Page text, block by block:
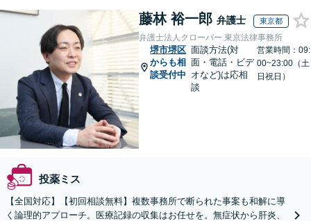
藤林 裕一郎 弁護士 東京都
弁護士法人クローバー 東京法律事務所
堺市堺区
からも相
談受付中
面談方法(対
面・電話・ビデ
オなど)は応相
談
営業時間：09:
00~23:00（土
日祝日）
投薬ミス
【全国対応】【初回相談無料】複数事務所で断られた事案も和解に導
く論理的アプローチ。医療記録の収集はお任せを。無症状から肝炎、